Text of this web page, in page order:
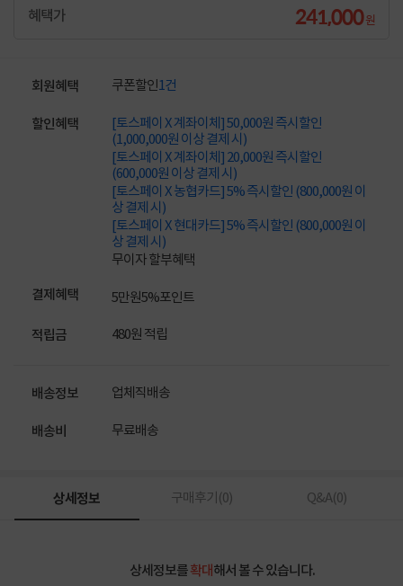
혜택가 241,000원
회원혜택 쿠폰할인1건
할인혜택
[토스페이 X 계좌이체] 50,000원 즉시할인
(1,000,000원 이상 결제 시)
[토스페이 X 계좌이체] 20,000원 즉시할인
(600,000원 이상 결제 시)
[토스페이 X 농협카드] 5% 즉시할인 (800,000원 이
상 결제 시)
[토스페이 X 현대카드] 5% 즉시할인 (800,000원 이
상 결제 시)
무이자 할부혜택
결제혜택 5만원5%포인트
적립금 480원 적립
배송정보 업체직배송
배송비 무료배송
상세정보 구매후기(0) Q&A(0)
상세정보를확대해서 볼 수 있습니다.